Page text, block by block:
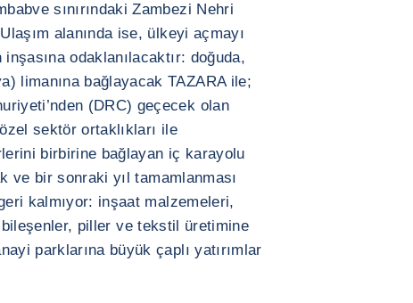
sınırındaki Zambezi Nehri
alanında ise, ülkeyi açmayı
odaklanılacaktır: doğuda,
limanına bağlayacak TAZARA ile;
(DRC) geçecek olan
sektör ortaklıkları ile
birbirine bağlayan iç karayolu
ve bir sonraki yıl tamamlanması
kalmıyor: inşaat malzemeleri,
piller ve tekstil üretimine
parklarına büyük çaplı yatırımlar